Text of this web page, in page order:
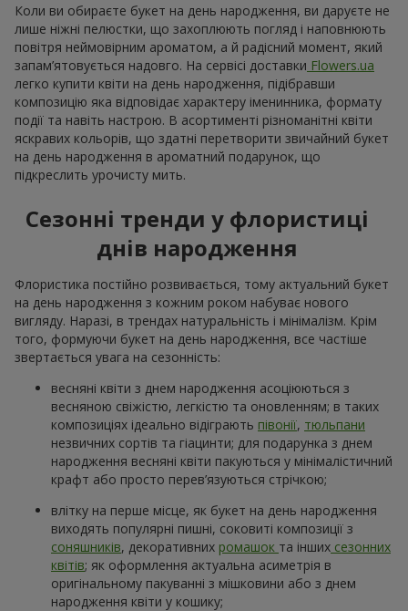
Коли ви обираєте букет на день народження, ви даруєте не
лише ніжні пелюстки, що захоплюють погляд і наповнюють
повітря неймовірним ароматом, а й радісний момент, який
запам’ятовується надовго. На сервісі доставки Flowers.ua
легко купити квіти на день народження, підібравши
композицію яка відповідає характеру іменинника, формату
події та навіть настрою. В асортименті різноманітні квіти
яскравих кольорів, що здатні перетворити звичайний букет
на день народження в ароматний подарунок, що
підкреслить урочисту мить.
Сезонні тренди у флористиці
днів народження
Флористика постійно розвивається, тому актуальний букет
на день народження з кожним роком набуває нового
вигляду. Наразі, в трендах натуральність і мінімалізм. Крім
того, формуючи букет на день народження, все частіше
звертається увага на сезонність:
весняні квіти з днем народження асоціюються з
весняною свіжістю, легкістю та оновленням; в таких
композиціях ідеально відіграють півонії, тюльпани
незвичних сортів та гіацинти; для подарунка з днем
народження весняні квіти пакуються у мінімалістичний
крафт або просто перев’язуються стрічкою;
влітку на перше місце, як букет на день народження
виходять популярні пишні, соковиті композиції з
соняшників, декоративних ромашок та інших сезонних
квітів; як оформлення актуальна асиметрія в
оригінальному пакуванні з мішковини або з днем
народження квіти у кошику;